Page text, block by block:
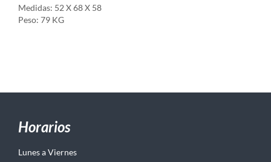
Medidas: 52 X 68 X 58
Peso: 79 KG
Horarios
Lunes a Viernes